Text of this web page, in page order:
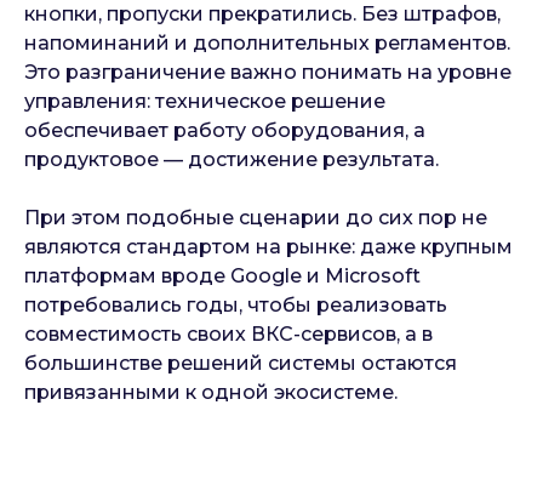
кнопки, пропуски прекратились. Без штрафов,
напоминаний и дополнительных регламентов.
Это разграничение важно понимать на уровне
управления: техническое решение
обеспечивает работу оборудования, а
продуктовое — достижение результата.
При этом подобные сценарии до сих пор не
являются стандартом на рынке: даже крупным
платформам вроде Google и Microsoft
потребовались годы, чтобы реализовать
совместимость своих ВКС-сервисов, а в
большинстве решений системы остаются
привязанными к одной экосистеме.